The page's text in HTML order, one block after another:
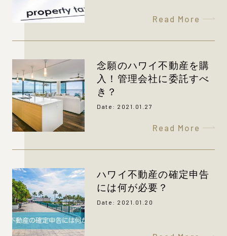
Read More
念願のハワイ不動産を購
入！管理会社に委託すべ
き？
Date: 2021.01.27
Read More
ハワイ不動産の確定申告
には何が必要？
Date: 2021.01.20